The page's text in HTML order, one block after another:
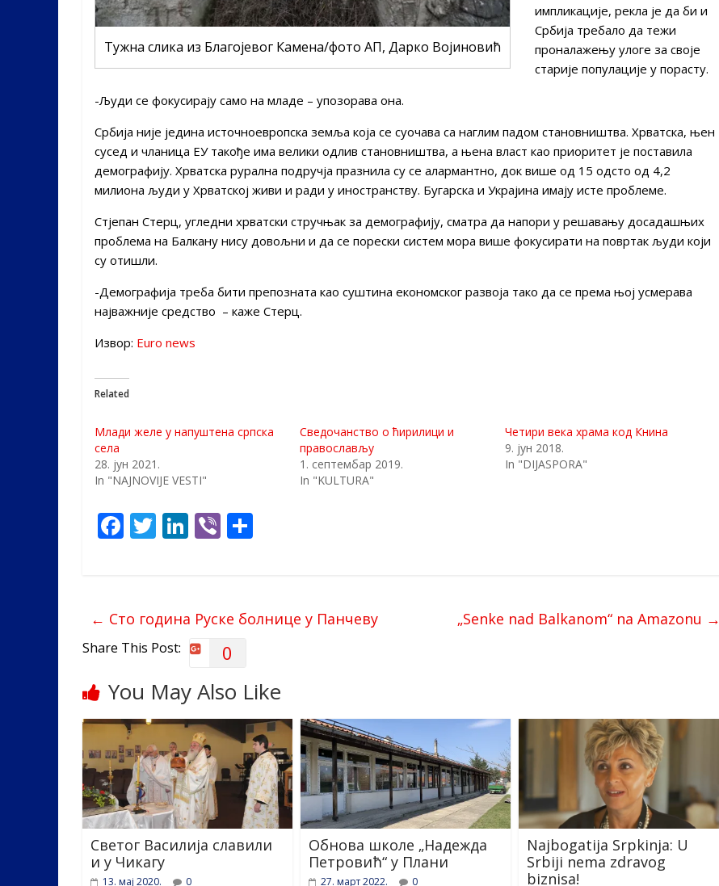
Тужна слика из Благојевог Камена/фото АП, Дарко Војиновић
импликације, рекла је да би и
Србија требало да тежи
проналажењу улоге за своје
старије популације у порасту.
-Људи се фокусирају само на младе – упозорава она.
Србија није једина источноевропска земља која се суочава са наглим падом становништва. Хрватска, њен
сусед и чланица ЕУ такође има велики одлив становништва, а њена власт као приоритет је поставила
демографију. Хрватска рурална подручја празнила су се алармантно, док више од 15 одсто од 4,2
милиона људи у Хрватској живи и ради у иностранству. Бугарска и Украјина имају исте проблеме.
Стјепан Стерц, угледни хрватски стручњак за демографију, сматра да напори у решавању досадашњих
проблема на Балкану нису довољни и да се порески систем мора више фокусирати на повртак људи који
су отишли.
-Демографија треба бити препозната као суштина економског развоја тако да се према њој усмерава
најважније средство – каже Стерц.
Извор: Euro news
Related
Млади желе у напуштена српска
села
28. јун 2021.
In "NAJNOVIJE VESTI"
Сведочанство о ћирилици и
православљу
1. септембар 2019.
In "KULTURA"
Четири века храма код Книна
9. јун 2018.
In "DIJASPORA"
F
ac
o
o
k
T
w
Li
n
dI
n
Vi
b
← Сто година Руске болнице у Панчеву „Senke nad Balkanom“ na Amazonu →
Share This Post: 0
You May Also Like
Светог Василија славили
и у Чикагу
13. мај 2020. 0
Обнова школе „Надежда
Петровић“ у Плани
27. март 2022. 0
Najbogatija Srpkinja: U
Srbiji nema zdravog
biznisa!